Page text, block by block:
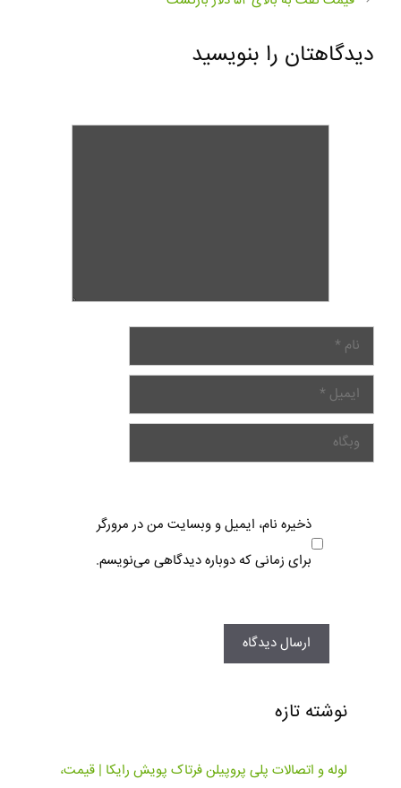
دیدگاهتان را بنویسید
ذخیره نام، ایمیل و وبسایت من در مرورگر
برای زمانی که دوباره دیدگاهی می‌نویسم.
نوشته تازه
لوله و اتصالات پلی پروپیلن فرتاک پویش رایکا | قیمت،